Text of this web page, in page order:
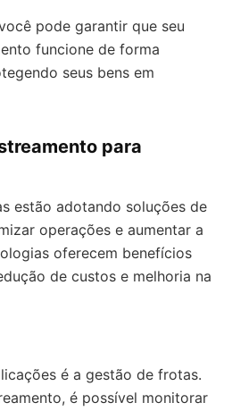
pode garantir que seu
funcione de forma
seus bens em
para
estão adotando soluções de
operações e aumentar a
oferecem benefícios
de custos e melhoria na
é a gestão de frotas.
é possível monitorar